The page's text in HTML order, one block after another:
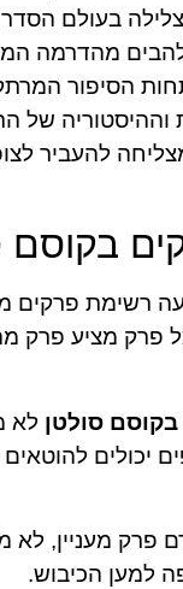
בעולם
מהדרמה
הסיפור
של
להעביר
בקוסם
רשימת פרקים
פרק מציע פרק
סולטן לא
יכולים להוטאים
פרק מעניין, לא
למען הכיבוש.